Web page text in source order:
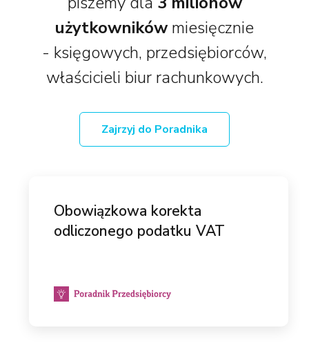
użytkownikówmiesięcznie
- księgowych, przedsiębiorców,
właścicieli biur rachunkowych.
Zajrzyj do Poradnika
Obowiązkowa korekta
odliczonego podatku VAT